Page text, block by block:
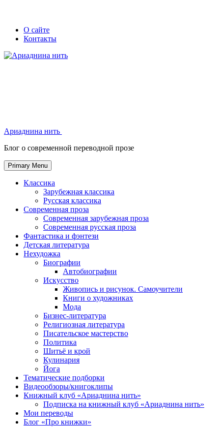
Skip
Secondary
left
navigation
Secondary
right
navigation
О сайте
Контакты
Ариаднина нить
Блог о современной переводной прозе
Primary Menu
Классика
Зарубежная классика
Русская классика
Современная проза
Современная зарубежная проза
Современная русская проза
Фантастика и фэнтези
Детская литература
Нехудожка
Биографии
Автобиографии
Искусство
Живопись и рисунок. Самоучители
Книги о художниках
Мода
Бизнес-литература
Религиозная литература
Писательское мастерство
Политика
Шитьё и крой
Кулинария
Йога
Тематические подборки
Видеообзоры/книгоклипы
Книжный клуб «Ариаднина нить»
Подписка на книжный клуб «Ариаднина нить»
Мои переводы
Блог «Про книжки»